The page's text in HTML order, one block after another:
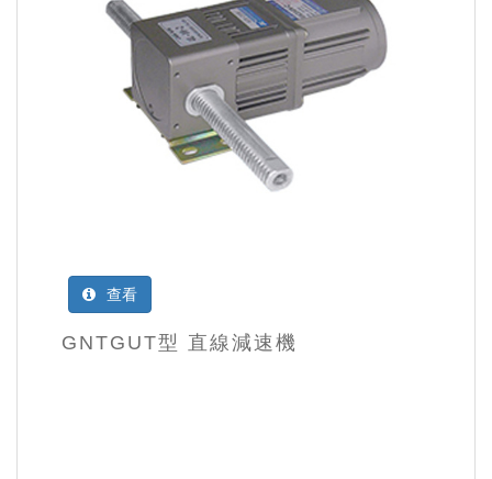
查看
GNTGUT型 直線減速機